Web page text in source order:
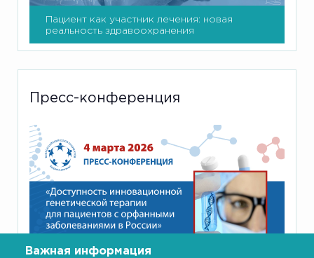
Пациент как участник лечения: новая
реальность здравоохранения
Пресс-конференция
Важная информация